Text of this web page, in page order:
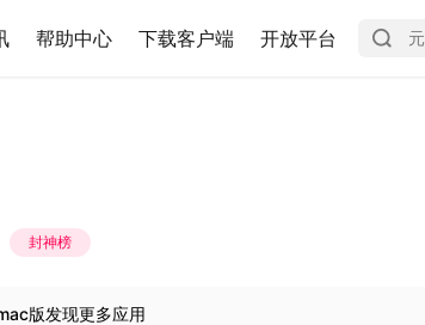
帮助中心 下载客户端 开放平台
封神榜
版发现更多应用